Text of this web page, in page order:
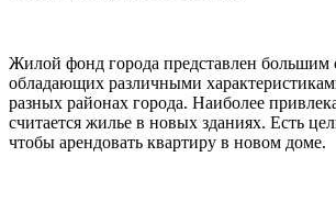
Жилой фонд города представлен большим
обладающих различными
разных районах города. Наиболее
считается жилье в новых зданиях. Есть
чтобы арендовать квартиру в новом доме.